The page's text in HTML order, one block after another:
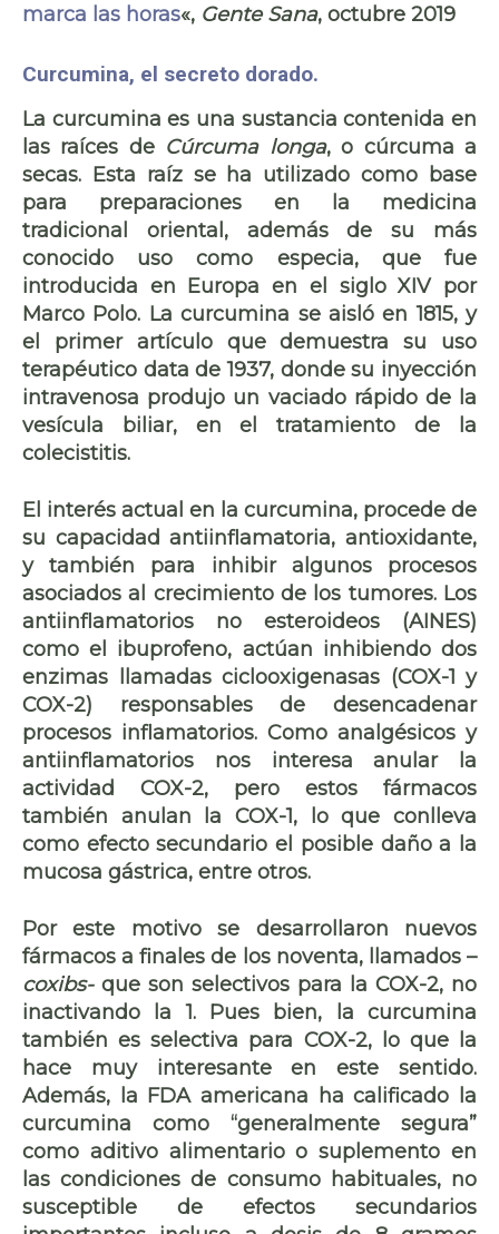
marca las horas«, Gente Sana, octubre 2019
Curcumina, el secreto dorado.
La curcumina es una sustancia contenida en
las raíces de Cúrcuma longa, o cúrcuma a
secas. Esta raíz se ha utilizado como base
para preparaciones en la medicina
tradicional oriental, además de su más
conocido uso como especia, que fue
introducida en Europa en el siglo XIV por
Marco Polo. La curcumina se aisló en 1815, y
el primer artículo que demuestra su uso
terapéutico data de 1937, donde su inyección
intravenosa produjo un vaciado rápido de la
vesícula biliar, en el tratamiento de la
colecistitis.
El interés actual en la curcumina, procede de
su capacidadantiinflamatoria, antioxidante,
y también para inhibir algunos procesos
asociados al crecimiento de los tumores. Los
antiinflamatorios no esteroideos (AINES)
como el ibuprofeno, actúan inhibiendo dos
enzimas llamadas ciclooxigenasas (COX-1 y
COX-2) responsables de desencadenar
procesos inflamatorios. Como analgésicos y
antiinflamatorios nos interesa anular la
actividad COX-2, pero estos fármacos
también anulan la COX-1, lo que conlleva
como efecto secundario el posible daño a la
mucosa gástrica, entre otros.
Por este motivo se desarrollaron nuevos
fármacos a finales de los noventa, llamados –
coxibs-que son selectivos para la COX-2, no
inactivando la 1. Pues bien, la curcumina
también es selectiva para COX-2, lo que la
hace muy interesante en este sentido.
Además, la FDA americana ha calificado la
curcumina como “generalmente segura”
como aditivo alimentario o suplemento en
las condiciones de consumo habituales, no
susceptible de efectos secundarios